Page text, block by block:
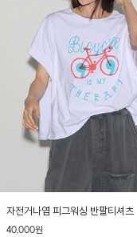
자전거나염 피그워싱 반팔티셔츠
40,000원